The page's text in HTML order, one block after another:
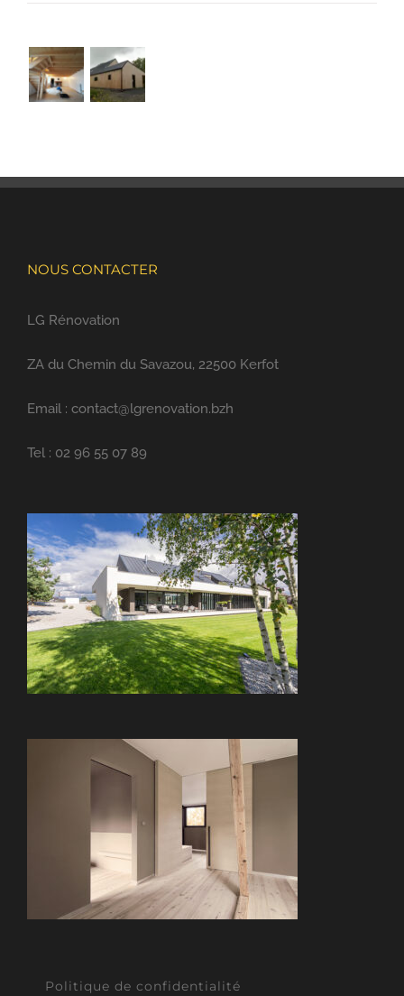
NOUS CONTACTER
LG Rénovation
ZA du Chemin du Savazou, 22500 Kerfot
Email : contact@lgrenovation.bzh
Tel : 02 96 55 07 89
Politique de confidentialité